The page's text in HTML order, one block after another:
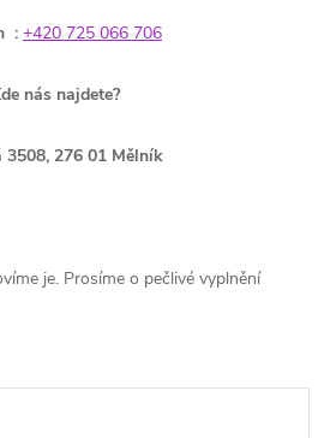
: +420 725 066 706
nás najdete?
3508, 276 01 Mělník
je. Prosíme o pečlivé vyplnění